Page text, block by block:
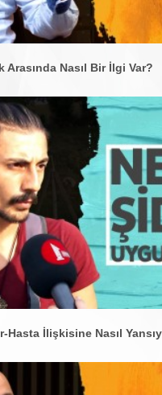
Arasında Nasıl Bir İlgi Var?
Hasta İlişkisine Nasıl